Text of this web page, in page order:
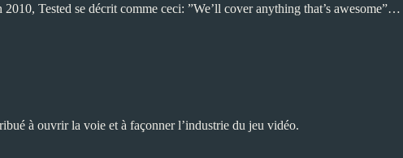
Tested se décrit comme ceci: ”We’ll cover anything that’s awesome”…
à ouvrir la voie et à façonner l’industrie du jeu vidéo.